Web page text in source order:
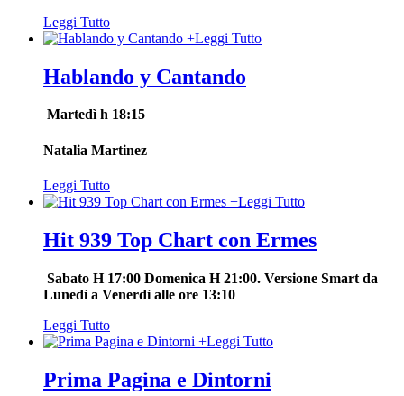
Leggi Tutto
+Leggi Tutto
Hablando y Cantando
Martedì h 18:15
Natalia Martinez
Leggi Tutto
+Leggi Tutto
Hit 939 Top Chart con Ermes
Sabato H 17:00 Domenica H 21:00. Versione Smart da
Lunedì a Venerdì alle ore 13:10
Leggi Tutto
+Leggi Tutto
Prima Pagina e Dintorni